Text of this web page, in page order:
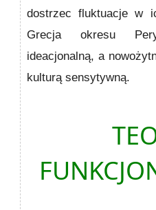
dostrzec fluktuacje w
Grecja okresu
ideacjonalną, a
kulturą sensytywną.